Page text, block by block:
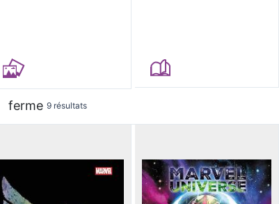
ferme 9 résultats